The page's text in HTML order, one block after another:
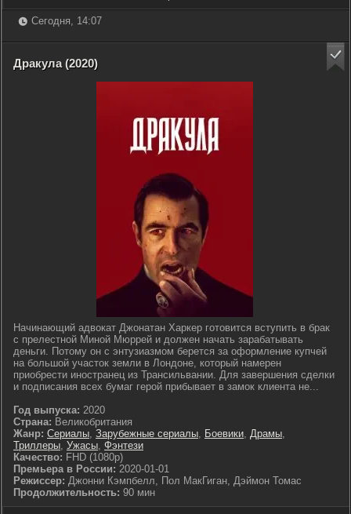
Сегодня, 14:07
Дракула (2020)
Начинающий адвокат Джонатан Харкер готовится вступить в брак
с прелестной Миной Мюррей и должен начать зарабатывать
деньги. Потому он с энтузиазмом берется за оформление купчей
на большой участок земли в Лондоне, который намерен
приобрести иностранец из Трансильвании. Для завершения сделки
и подписания всех бумаг герой прибывает в замок клиента не...
Год выпуска: 2020
Страна: Великобритания
Жанр: Сериалы, Зарубежные сериалы, Боевики, Драмы,
Триллеры, Ужасы, Фэнтези
Качество: FHD (1080p)
Премьера в России: 2020-01-01
Режиссер: Джонни Кэмпбелл, Пол МакГиган, Дэймон Томас
Продолжительность: 90 мин